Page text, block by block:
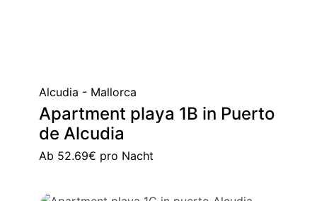
Alcudia - Mallorca
Apartment playa 1B in Puerto
de Alcudia
Ab 52.69€ pro Nacht